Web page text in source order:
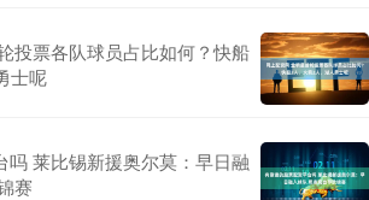
投票各队球员占比如何？快船
士呢
吗 莱比锡新援奥尔莫：早日融
赛